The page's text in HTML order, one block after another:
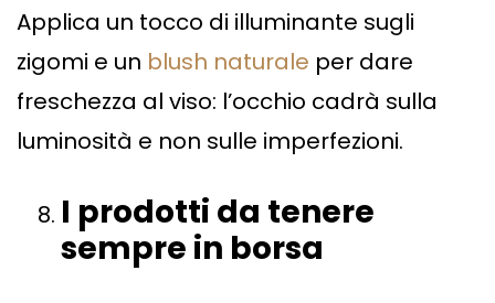
Applica un tocco di illuminante sugli
zigomi e un blush naturale per dare
freschezza al viso: l’occhio cadrà sulla
luminosità e non sulle imperfezioni.
I prodotti da tenere
sempre in borsa